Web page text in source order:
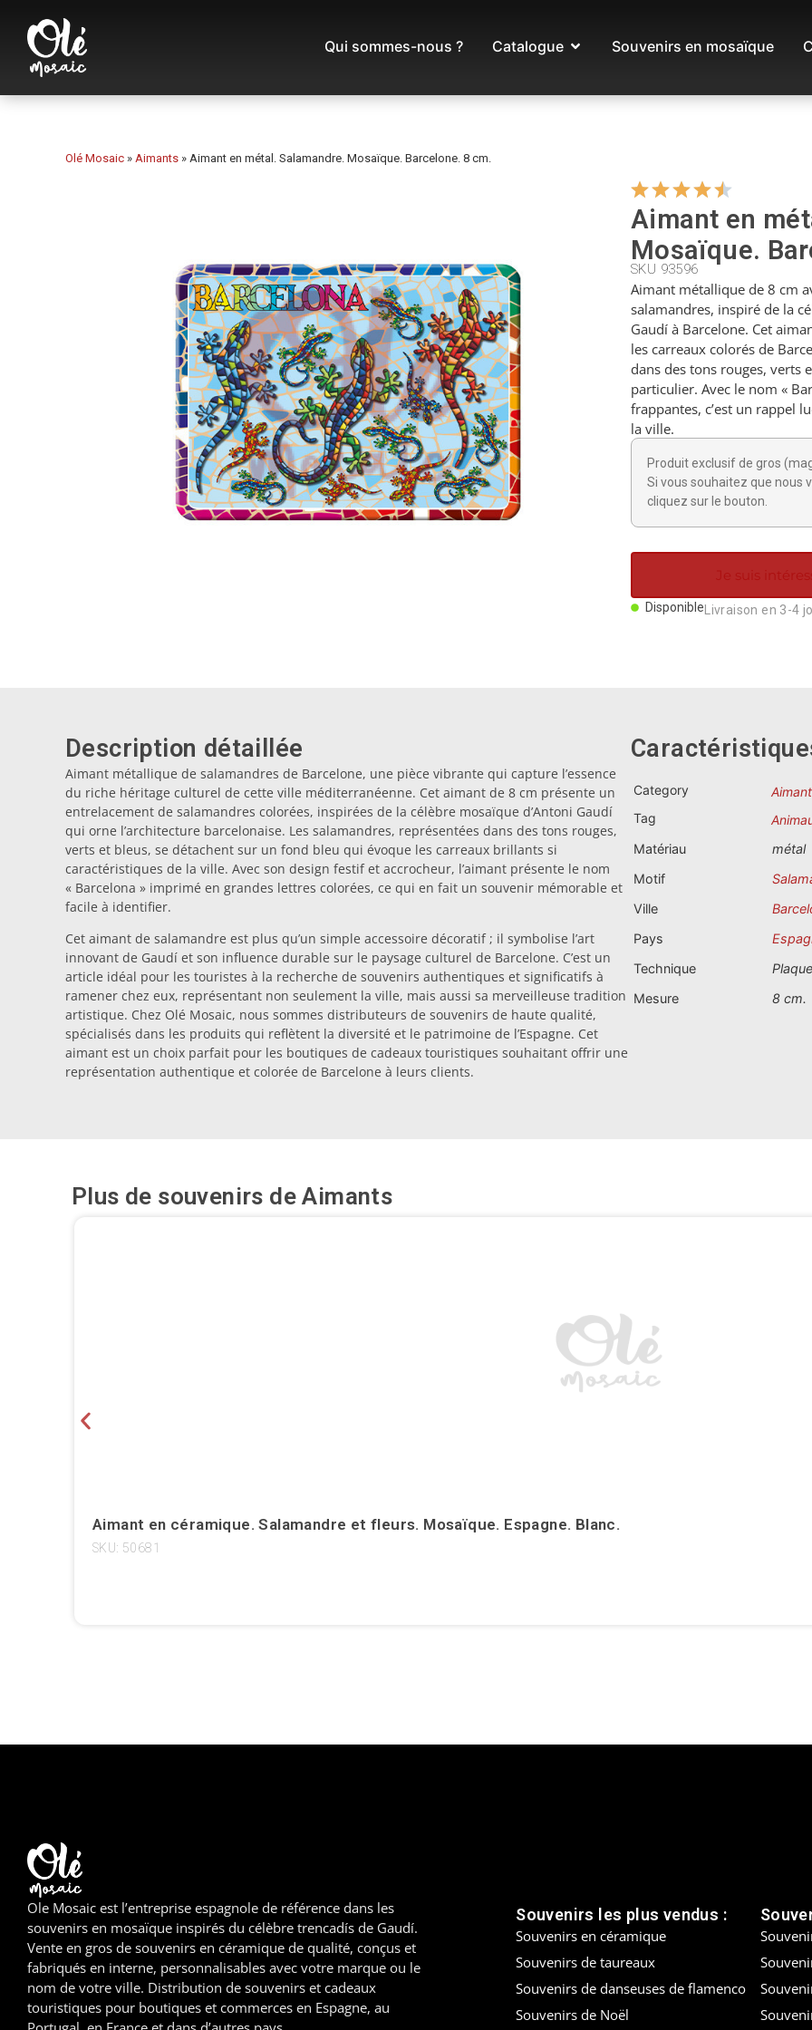
Qui sommes-nous ? Catalogue Souvenirs en mosaïque
Olé Mosaic » Aimants » Aimant en métal. Salamandre. Mosaïque. Barcelone. 8 cm.
Aimant en
Mosaïque.
SKU 93596
Aimant métallique de 8 cm
salamandres, inspiré de la
Gaudí à Barcelone. Cet
les carreaux colorés de
dans des tons rouges, verts
particulier. Avec le nom «
frappantes, c’est un rappel
la ville.
Produit exclusif de gros
Si vous souhaitez que nous
cliquez sur le bouton.
Je suis
Disponible Livraison en 3-4
Description détaillée
Aimant métallique de salamandres de Barcelone, une pièce vibrante qui capture l’essence
du riche héritage culturel de cette ville méditerranéenne. Cet aimant de 8 cm présente un
entrelacement de salamandres colorées, inspirées de la célèbre mosaïque d’Antoni Gaudí
qui orne l’architecture barcelonaise. Les salamandres, représentées dans des tons rouges,
verts et bleus, se détachent sur un fond bleu qui évoque les carreaux brillants si
caractéristiques de la ville. Avec son design festif et accrocheur, l’aimant présente le nom
« Barcelona » imprimé en grandes lettres colorées, ce qui en fait un souvenir mémorable et
facile à identifier.
Cet aimant de salamandre est plus qu’un simple accessoire décoratif ; il symbolise l’art
innovant de Gaudí et son influence durable sur le paysage culturel de Barcelone. C’est un
article idéal pour les touristes à la recherche de souvenirs authentiques et significatifs à
ramener chez eux, représentant non seulement la ville, mais aussi sa merveilleuse tradition
artistique. Chez Olé Mosaic, nous sommes distributeurs de souvenirs de haute qualité,
spécialisés dans les produits qui reflètent la diversité et le patrimoine de l’Espagne. Cet
aimant est un choix parfait pour les boutiques de cadeaux touristiques souhaitant offrir une
représentation authentique et colorée de Barcelone à leurs clients.
Category
Tag
Matériau
métal
Motif
Ville
Pays
Technique
Plaque
Mesure
8 cm.
Plus de souvenirs deAimants
Aimant en céramique. Salamandre et fleurs. Mosaïque. Espagne. Blanc.
SKU: 50681
Ole Mosaic est l’entreprise espagnole de référence dans les
souvenirs en mosaïque inspirés du célèbre trencadís de Gaudí.
Vente en gros de souvenirs en céramique de qualité, conçus et
fabriqués en interne, personnalisables avec votre marque ou le
nom de votre ville. Distribution de souvenirs et cadeaux
touristiques pour boutiques et commerces en Espagne, au
Souvenirs les plus vendus :
Souvenirs en céramique
Souvenirs de taureaux
Souvenirs de danseuses de flamenco
Souvenirs de Noël